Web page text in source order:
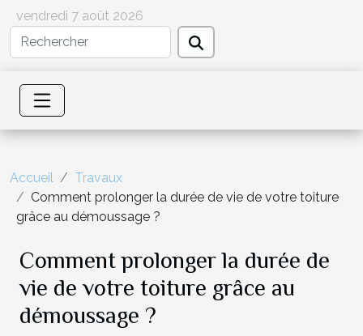
vendredi 7 août 2026
Accueil
Travaux
Comment prolonger la durée de vie de votre toiture
grâce au démoussage ?
Comment prolonger la durée de
vie de votre toiture grâce au
démoussage ?